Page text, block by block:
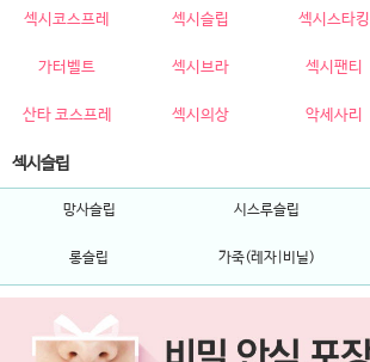
섹시코스프레 섹시슬립 섹시스타킹
가터벨트 섹시브라 섹시팬티
산타 코스프레 섹시의상 악세사리
섹시슬립
망사슬립 시스루슬립
롱슬립 가죽(레자|비닐)